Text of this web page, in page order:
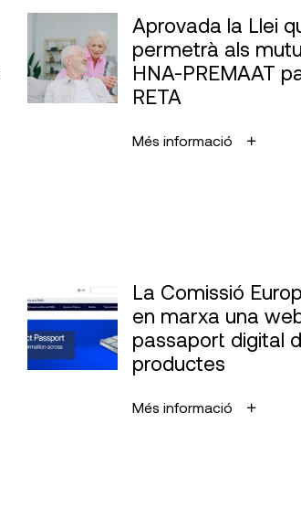
Aprovada la Llei
permetrà als
HNA-PREMAAT
RETA
Més informació
La Comissió
en marxa una
passaport digital
productes
Més informació